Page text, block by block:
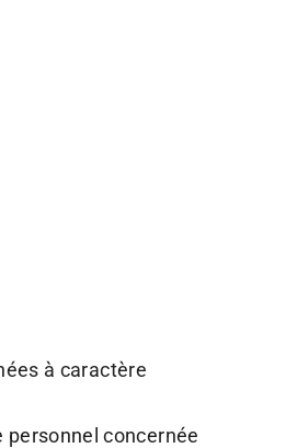
à caractère
concernée